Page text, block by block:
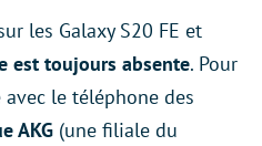
les Galaxy S20 FE et
est toujours absente. Pour
le téléphone des
AKG (une filiale du